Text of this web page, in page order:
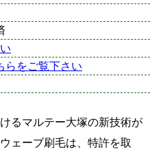
らをご覧下さい
るマルテー大塚の新技術が
ェーブ刷毛は、特許を取